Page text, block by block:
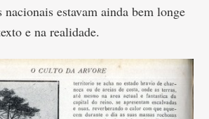
estavam ainda bem longe
e na realidade.